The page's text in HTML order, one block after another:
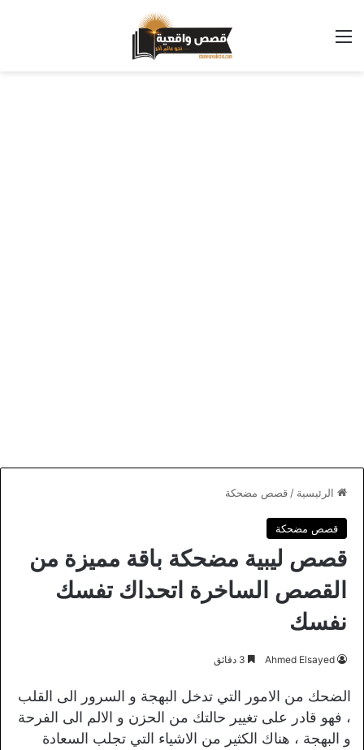
القائمة
الرئيسية / قصص مضحكة
قصص مضحكة
قصص ليبية مضحكة باقة مميزة من
القصص الساخرة اتحداك تفسك
نفسك
Ahmed Elsayed
الضحك من الامور التي تدخل البهجة و السرور الى القلب
، فهو قادر على تغيير حالتك من الحزن و الالم الى الفرحة
و البهجة ، هناك الكثير من الاشياء التي تجلب السعادة